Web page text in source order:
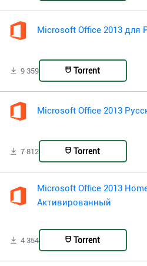
Microsoft Office 2013 для
9 359 Torrent
Microsoft Office 2013
7 812 Torrent
Microsoft Office 2013
Активированный
4 354 Torrent